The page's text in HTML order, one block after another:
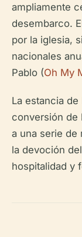
ampliamente
desembarco.
por la iglesia,
nacionales
Pablo (Oh My
La estancia
conversión de
a una serie de
la devoción
hospitalidad y